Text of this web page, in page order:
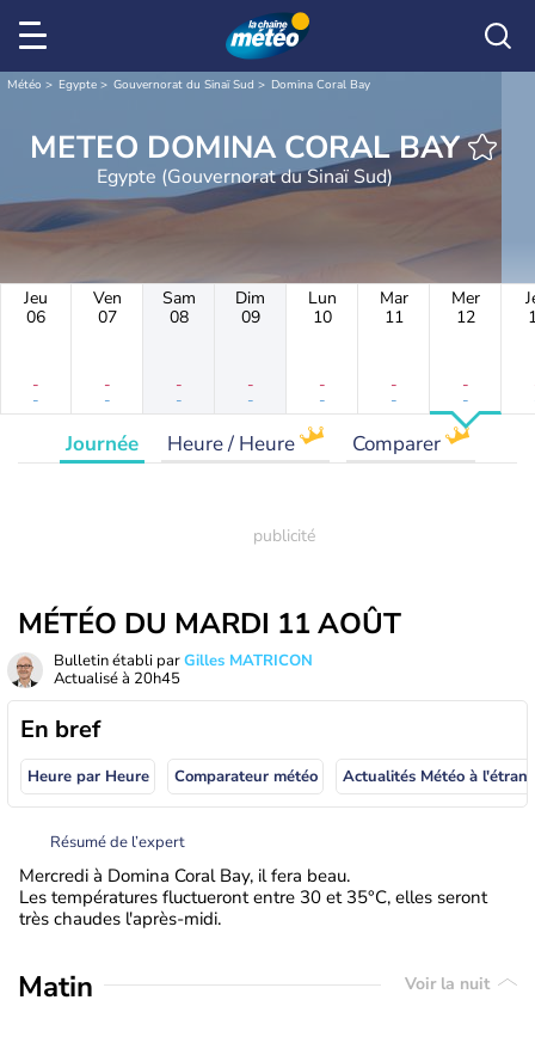
Météo Egypte Gouvernorat du Sinaï Sud Domina Coral Bay
METEO DOMINA CORAL BAY
Egypte (Gouvernorat du Sinaï Sud)
Jeu
06
-
-
Ven
07
-
-
Sam
08
-
-
Dim
09
-
-
Lun
10
-
-
Mar
11
-
-
Mer
12
-
-
Journée Heure / Heure Comparer
MÉTÉO DU MARDI 11 AOÛT
Bulletin établi parGilles MATRICON
Actualisé à 20h45
En bref
Heure par Heure Comparateur météo
Résumé de l’expert
Mercredi à Domina Coral Bay, il fera beau.
Les températures fluctueront entre 30 et 35°C, elles seront
très chaudes l'après-midi.
Matin Voir la nuit